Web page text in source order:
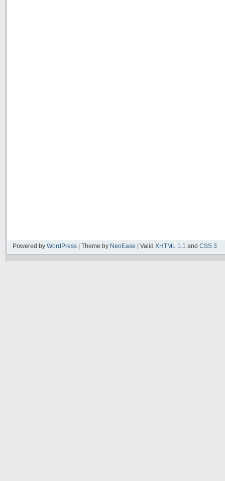
Powered by WordPress | Theme by NeoEase | Valid XHTML 1.1 and CSS 3